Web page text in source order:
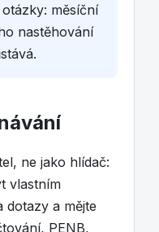
měsíční
nastěhování
ne jako hlídač:
vlastním
a mějte
PENB,